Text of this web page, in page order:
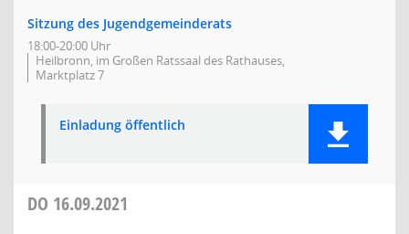
Sitzung des Jugendgemeinderats
18:00-20:00 Uhr
Heilbronn, im Großen Ratssaal des Rathauses,
Marktplatz 7
Einladung öffentlich
DO 16.09.2021